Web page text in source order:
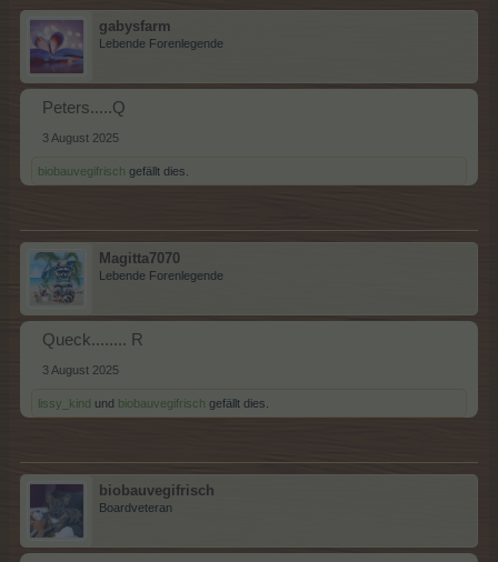
gabysfarm
Lebende Forenlegende
Peters.....Q
3 August 2025
biobauvegifrisch gefällt dies.
Magitta7070
Lebende Forenlegende
Queck........ R
3 August 2025
lissy_kind und biobauvegifrisch gefällt dies.
biobauvegifrisch
Boardveteran